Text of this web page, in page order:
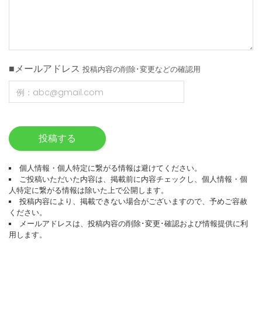
■メールアドレス 投稿内容の削除･変更などの確認用
投稿する
個人情報・個人特定に繋がる情報は避けてください。
ご投稿いただいた内容は、掲載前に内容チェックし、個人情報・個
人特定に繋がる情報は除いた上で公開します。
投稿内容により、掲載できない場合がございますので、予めご容赦
ください。
メールアドレスは、投稿内容の削除･変更･確認および情報提供に利
用します。